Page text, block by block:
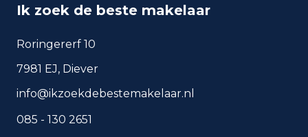
Oostkapelle.
wonen in Oostkapelle
Ik zoek de beste makelaar
Roringererf 10
7981 EJ, Diever
info@ikzoekdebestemakelaar.nl
085 - 130 2651